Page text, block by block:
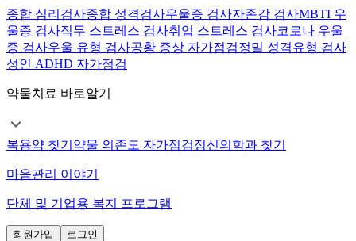
종합 심리검사종합 성격검사우울증 검사자존감 검사MBTI 우
울증 검사직무 스트레스 검사취업 스트레스 검사코로나 우울
증 검사우울 유형 검사공황 증상 자가점검정밀 성격유형 검사
성인 ADHD 자가점검
약물치료 바로알기
복용약 찾기 약물 의존도 자가점검정신의학과 찾기
마음관리 이야기
단체 및 기업용 복지 프로그램
회원가입 로그인